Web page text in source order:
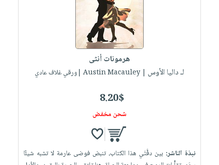
هرمونات أنثى
لـ داليا الأوس | Austin Macauley |ورقي غلاف عادي
8.20$
شحن مخفض
نبذة الناشر: بين دفَّتَي هذا الكتاب، تنبض فوضى عارمة لا تشبه شيئًا